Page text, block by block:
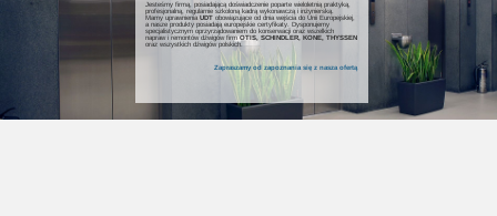
Jesteśmy firmą, posiadającą doświadczenie poparte wieloletnią praktyką,
profesjonalną, regularnie szkoloną kadrą wykonawczą i inżynierską.
Mamy uprawnieniaUDT obowiązujące od dnia wejścia do Unii Europejskiej,
a nasze produkty posiadają europejskie certyfikaty. Dysponujemy
specjalistycznym oprzyrządowaniem do konserwacji oraz wszelkich
napraw i remontów dźwigów firmOTIS, SCHINDLER, KONE, THYSSEN
oraz wszystkich dźwigów polskich.
Zapraszamy od zapoznania się z nasza ofertą